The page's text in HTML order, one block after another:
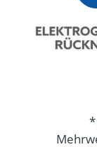
*